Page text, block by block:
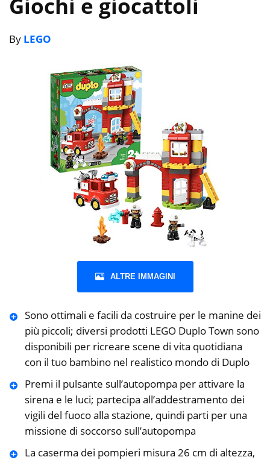
Giochi e giocattoli
By LEGO
ALTRE IMMAGINI
Sono ottimali e facili da costruire per le manine dei
più piccoli; diversi prodotti LEGO Duplo Town sono
disponibili per ricreare scene di vita quotidiana
con il tuo bambino nel realistico mondo di Duplo
Premi il pulsante sull’autopompa per attivare la
sirena e le luci; partecipa all’addestramento dei
vigili del fuoco alla stazione, quindi parti per una
missione di soccorso sull’autopompa
La caserma dei pompieri misura 26 cm di altezza,